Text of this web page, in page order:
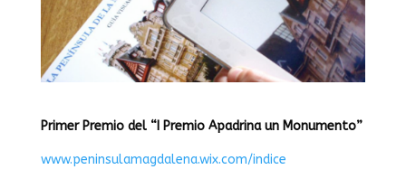
Primer Premio del “I Premio Apadrina un Monumento”
www.peninsulamagdalena.wix.com/indice